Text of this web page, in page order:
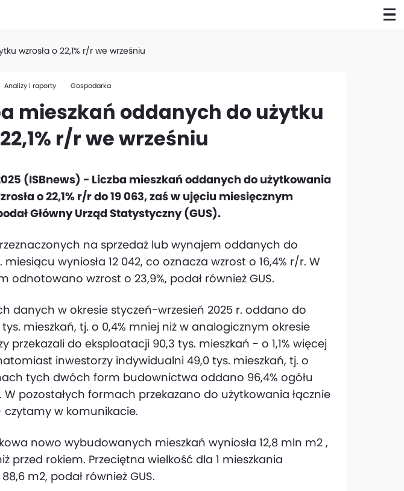
wzrosła o 22,1% r/r we wrześniu
Analizy i raporty Gospodarka
mieszkań oddanych do użytku
r/r we wrześniu
(ISBnews) - Liczba mieszkań oddanych do użytkowania
o 22,1% r/r do 19 063, zaś w ujęciu miesięcznym
Główny Urząd Statystyczny (GUS).
na sprzedaż lub wynajem oddanych do
wyniosła 12 042, co oznacza wzrost o 16,4% r/r. W
odnotowano wzrost o 23,9%, podał również GUS.
danych w okresie styczeń-wrzesień 2025 r. oddano do
mieszkań, tj. o 0,4% mniej niż w analogicznym okresie
przekazali do eksploatacji 90,3 tys. mieszkań - o 1,1% więcej
inwestorzy indywidualni 49,0 tys. mieszkań, tj. o
tych dwóch form budownictwa oddano 96,4% ogółu
pozostałych formach przekazano do użytkowania łącznie
czytamy w komunikacie.
nowo wybudowanych mieszkań wyniosła 12,8 mln m2 ,
przed rokiem. Przeciętna wielkość dla 1 mieszkania
m2, podał również GUS.